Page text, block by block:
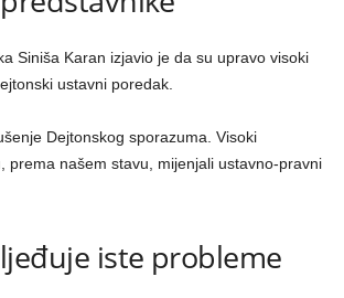
Siniša Karan izjavio je da su upravo visoki
ustavni poredak.
Dejtonskog sporazuma. Visoki
prema našem stavu, mijenjali ustavno-pravni
iste probleme